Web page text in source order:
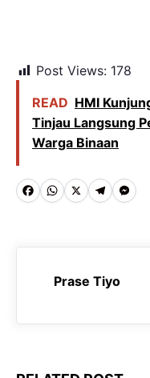
Post Views: 178
READ HMI
Tinjau Langsung
Warga Binaan
F
c
o
W
a
A
X T
l
e
g
r
M
s
s
n
Prase Tiyo